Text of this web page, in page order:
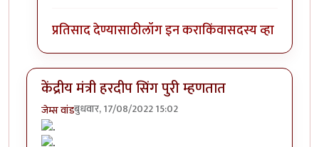
प्रतिसाद देण्यासाठीलॉग इन कराकिंवासदस्य व्हा
केंद्रीय मंत्री हरदीप सिंग पुरी म्हणतात
जेम्स वांडबुधवार, 17/08/2022 15:02